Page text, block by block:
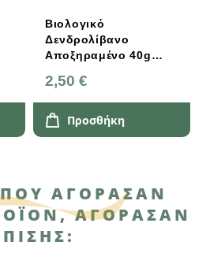
Βιολογικό
Δενδρολίβανο
Αποξηραμένo 40g
Δόνηση
2,50 €
Προσθήκη
ΑΓΌΡΑΣΑΝ
ΑΓΌΡΑΣΑΝ